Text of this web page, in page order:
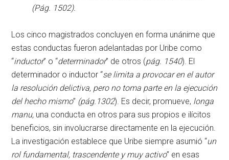
(Pág. 1502).
Los cinco magistrados concluyen en forma unánime que
estas conductas fueron adelantadas por Uribe como
“inductor” o “determinador” de otros (pág. 1540). El
determinador o inductor “se limita a provocar en el autor
la resolución delictiva, pero no toma parte en la ejecución
del hecho mismo” (pág.1302). Es decir, promueve, longa
manu, una conducta en otros para sus propios e ilícitos
beneficios, sin involucrarse directamente en la ejecución.
La investigación establece que Uribe siempre asumió “un
rol fundamental, trascendente y muy activo” en esas